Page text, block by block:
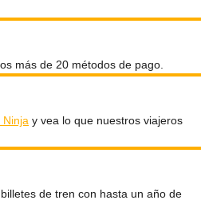
más de 20 métodos de pago.
Ninja y vea lo que nuestros viajeros
de tren con hasta un año de